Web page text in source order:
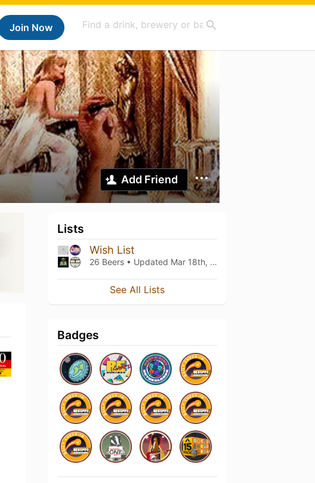
Join Now
Add Friend
Lists
Wish List
26 Beers • Updated Mar 18th, 2022
See All Lists
Badges